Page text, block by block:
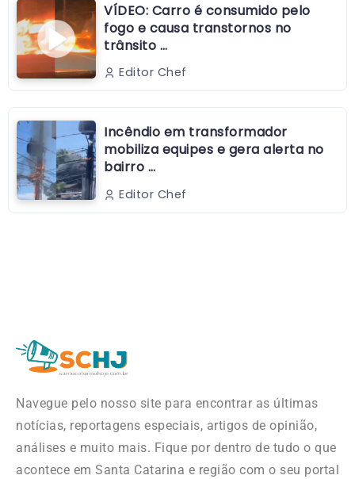
VÍDEO: Carro é consumido pelo
fogo e causa transtornos no
trânsito …
Editor Chef
Incêndio em transformador
mobiliza equipes e gera alerta no
bairro …
Editor Chef
Navegue pelo nosso site para encontrar as últimas
notícias, reportagens especiais, artigos de opinião,
análises e muito mais. Fique por dentro de tudo o que
acontece em Santa Catarina e região com o seu portal